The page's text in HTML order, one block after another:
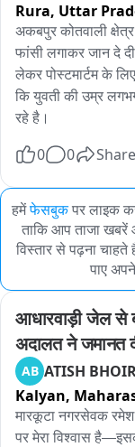
Rura, Uttar
अकबपुर कोतवाली
फांसी लगाकर जान दे
लेकर पोस्टमार्टम के
कि युवती की उम्र
रहे है।
0 0 Share
हमेंफेसबुकपर लाइक
ताकि आप ताजा
विस्तार से पढ़ना चाहते
पाए
आधारवाड़ी जेल से
अदालत ने जमानत
AB ATISH
Kalyan,
मारकूटा नगरसेवक
पर मेरा विश्वास